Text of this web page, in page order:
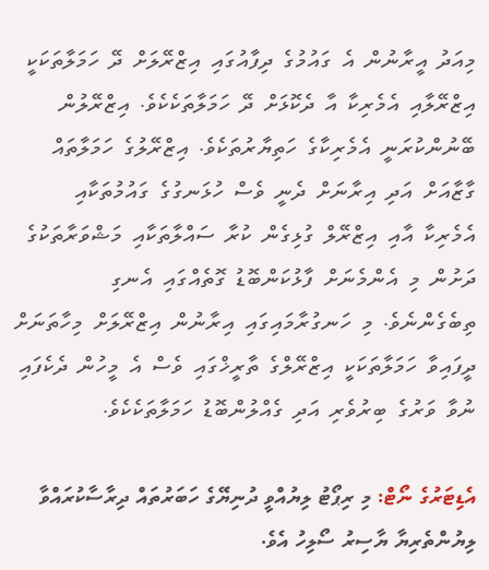
މިއަދު އީރާނުން އެ ގައުމުގެ ދިފާއުގައި އިޒްރޭލަށް ދޭ ހަމަލާތަކަކީ
އިޒްރޭލާއި އެމެރިކާ އާ ދެކޮޅަށް ދޭ ހަމަލާތަކެކެވެ. އިޒްރޭލުން
ބޭނުންކުރަނީ އެމެރިކާގެ ހަތިޔާރުތަކެވެ. އިޒްރޭލުގެ ހަމަލާތައް
ގާޒާއަށް އަދި އިރާނަށް ދެނީ ވެސް ހުޅަނގުގެ ގައުމުތަކާއި
އެމެރިކާ އާއި އިޒްރޭލް ގުޅިގެން ކުރާ ސައްލާތަކާއި މަޝްވަރާތަކުގެ
ދަށުން މި އެންމެނަށް ފާޅުކަންބޮޑު ގޮތެއްގައި އެނގި
ތިބެގެންނެވެ. މި ހަނގުރާމައިގައި އިރާނުން އިޒްރޭލަށް މިހާތަނަށް
ދީފައިވާ ހަމަލާތަކަކީ އިޒްރޭލްގެ ތާރީޚްގައި ވެސް އެ މީހުން ދެކެފައި
ނުވާ ވަރުގެ ބިރުވެރި އަދި ގެއްލުންބޮޑު ހަމަލާތަކެކެވެ.
އެޑިޓަރުގެ ނޯޓް: މި ރިޕޯޓު ލިޔުއްވީ ދުނިޔޭގެ ހަބަރުތައް ދިރާސާކުރައްވާ
ލިޔުންތެރިޔާ ޔާސިރު ސޯލިހު އެވެ.